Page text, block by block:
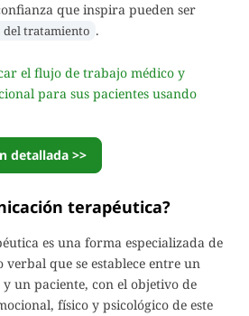
que inspira pueden ser
del tratamiento .
el flujo de trabajo médico y
para sus pacientes usando
detallada >>
terapéutica?
es una forma especializada de
que se establece entre un
un paciente, con el objetivo de
físico y psicológico de este